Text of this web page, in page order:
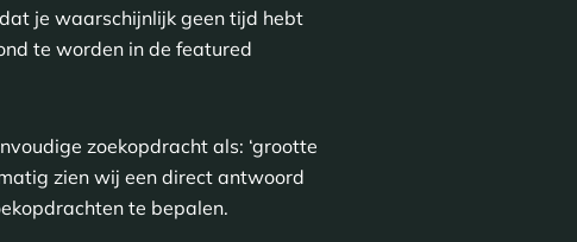
je waarschijnlijk geen tijd hebt
te worden in de featured
zoekopdracht als: ‘grootte
zien wij een direct antwoord
te bepalen.